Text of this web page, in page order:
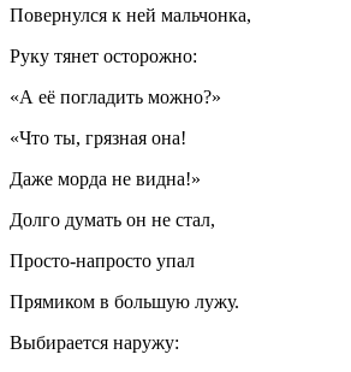
Повернулся к ней мальчонка,
Руку тянет осторожно:
«А её погладить можно?»
«Что ты, грязная она!
Даже морда не видна!»
Долго думать он не стал,
Просто-напросто упал
Прямиком в большую лужу.
Выбирается наружу: